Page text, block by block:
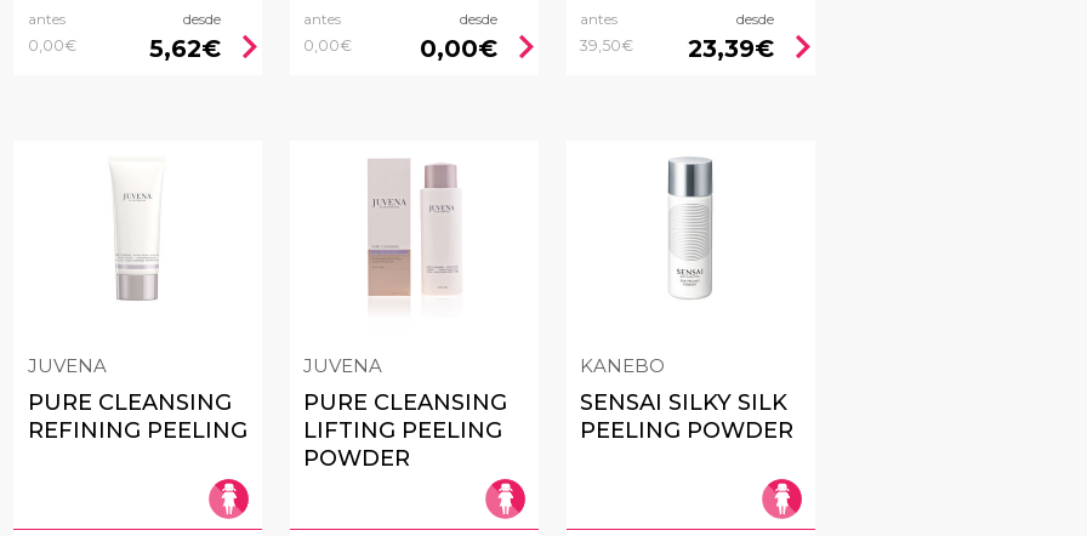
antes
0,00€
desde
5,62€ chevron_right
antes
0,00€
desde
0,00€ chevron_right
antes
39,50€
desde
23,39€ chevron_right
JUVENA
PURE CLEANSING
REFINING PEELING
JUVENA
PURE CLEANSING
LIFTING PEELING
POWDER
KANEBO
SENSAI SILKY SILK
PEELING POWDER